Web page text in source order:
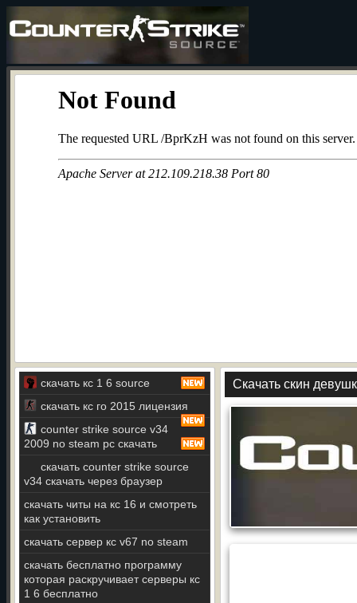
скачать кс 1 6 source
скачать кс го 2015 лицензия
counter strike source v34
2009 no steam pc скачать
скачать counter strike source
v34 скачать через браузер
скачать читы на кс 16 и смотреть
как установить
скачать сервер кс v67 no steam
скачать бесплатно программу
которая раскручивает серверы кс
1 6 бесплатно
Скачать скин